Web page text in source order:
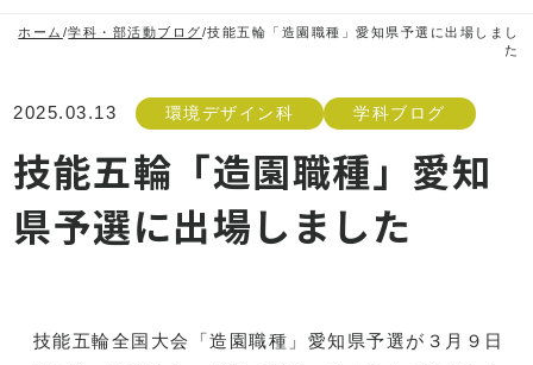
ホーム /学科・部活動ブログ/技能五輪「造園職種」愛知県予選に出場しまし
た
2025.03.13 環境デザイン科 学科ブログ
技能五輪「造園職種」愛知
県予選に出場しました
技能五輪全国大会「造園職種」愛知県予選が３月９日